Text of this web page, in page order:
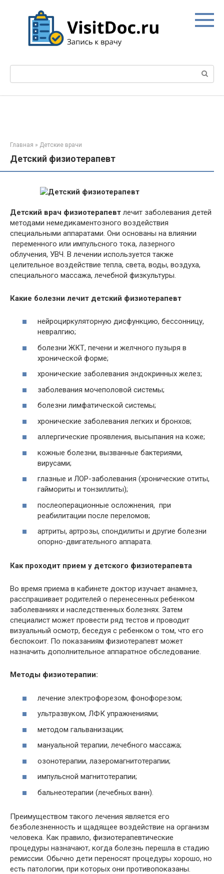
Поиск:
Главная » Детские врачи
Детский физиотерапевт
Детский врач физиотерапевт лечит заболевания детей
методами немедикаментозного воздействия
специальными аппаратами. Они основаны на влиянии
переменного или импульсного тока, лазерного
облучения, УВЧ. В лечении используется также
целительное воздействие тепла, света, воды, воздуха,
специального массажа, лечебной физкультуры.
Какие болезни лечит детский физиотерапевт
нейроциркуляторную дисфункцию, бессонницу,
невралгию;
болезни ЖКТ, печени и желчного пузыря в
хронической форме;
хронические заболевания эндокринных желез;
заболевания мочеполовой системы;
болезни лимфатической системы;
хронические заболевания легких и бронхов;
аллергические проявления, высыпания на коже;
кожные болезни, вызванные бактериями,
вирусами;
глазные и ЛОР-заболевания (хронические отиты,
гаймориты и тонзиллиты);
послеоперационные осложнения, при
реабилитации после переломов;
артриты, артрозы, спондилиты и другие болезни
опорно-двигательного аппарата.
Как проходит прием у детского физиотерапевта
Во время приема в кабинете доктор изучает анамнез,
расспрашивает родителей о перенесенных ребенком
заболеваниях и наследственных болезнях. Затем
специалист может провести ряд тестов и проводит
визуальный осмотр, беседуя с ребенком о том, что его
беспокоит. По показаниям физиотерапевт может
назначить дополнительное аппаратное обследование.
Методы физиотерапии:
лечение электрофорезом, фонофорезом;
ультразвуком, ЛФК упражнениями;
методом гальванизации;
мануальной терапии, лечебного массажа;
озонотерапии, лазеромагнитотерапии;
импульсной магнитотерапии;
бальнеотерапии (лечебных ванн).
Преимуществом такого лечения является его
безболезненность и щадящее воздействие на организм
человека. Как правило, физиотерапевтические
процедуры назначают, когда болезнь перешла в стадию
ремиссии. Обычно дети переносят процедуры хорошо, но
есть патологии, при которых они противопоказаны.